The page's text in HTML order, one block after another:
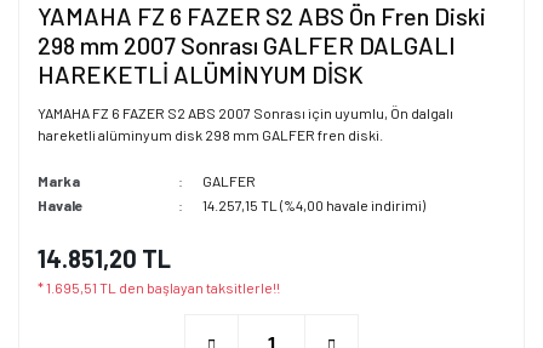
YAMAHA FZ 6 FAZER S2 ABS Ön Fren Diski
298 mm 2007 Sonrası GALFER DALGALI
HAREKETLİ ALÜMİNYUM DİSK
YAMAHA FZ 6 FAZER S2 ABS 2007 Sonrası için uyumlu, Ön dalgalı
hareketli alüminyum disk 298 mm GALFER fren diski.
Marka
GALFER
Havale
14.257,15 TL (%4,00 havale indirimi)
14.851,20 TL
* 1.695,51 TL den başlayan taksitlerle!!